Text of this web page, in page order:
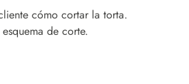
cómo cortar la torta.
de corte.